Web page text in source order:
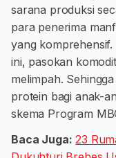
sarana produksi
para penerima
yang komprehensif.
ini, pasokan
melimpah.
protein bagi anak-
skema Program
Baca Juga: 23